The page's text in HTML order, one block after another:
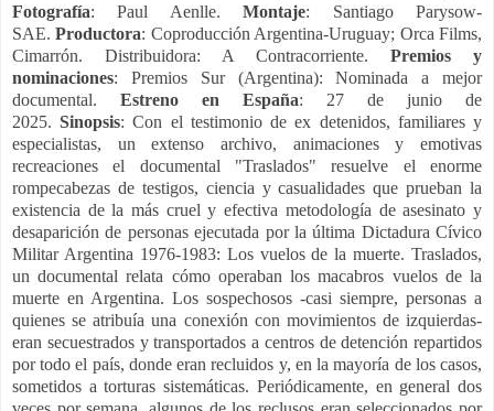
Fotografía: Paul Aenlle.Montaje: Santiago Parysow-
SAE.Productora: Coproducción Argentina-Uruguay; Orca Films,
Cimarrón. Distribuidora: A Contracorriente. Premios y
nominaciones: Premios Sur (Argentina): Nominada a mejor
documental. Estreno en España: 27 de junio de
2025.Sinopsis:Con el testimonio de ex detenidos, familiares y
especialistas, un extenso archivo, animaciones y emotivas
recreaciones el documental "Traslados" resuelve el enorme
rompecabezas de testigos, ciencia y casualidades que prueban la
existencia de la más cruel y efectiva metodología de asesinato y
desaparición de personas ejecutada por la última Dictadura Cívico
Militar Argentina 1976-1983: Los vuelos de la muerte. Traslados,
un documental relata cómo operaban los macabros vuelos de la
muerte en Argentina. Los sospechosos -casi siempre, personas a
quienes se atribuía una conexión con movimientos de izquierdas-
eran secuestrados y transportados a centros de detención repartidos
por todo el país, donde eran recluidos y, en la mayoría de los casos,
sometidos a torturas sistemáticas. Periódicamente, en general dos